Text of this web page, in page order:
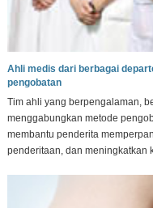
Ahli medis dari berbagai
pengobatan
Tim ahli yang berpengalaman,
menggabungkan metode
membantu penderita
penderitaan, dan meningkatkan